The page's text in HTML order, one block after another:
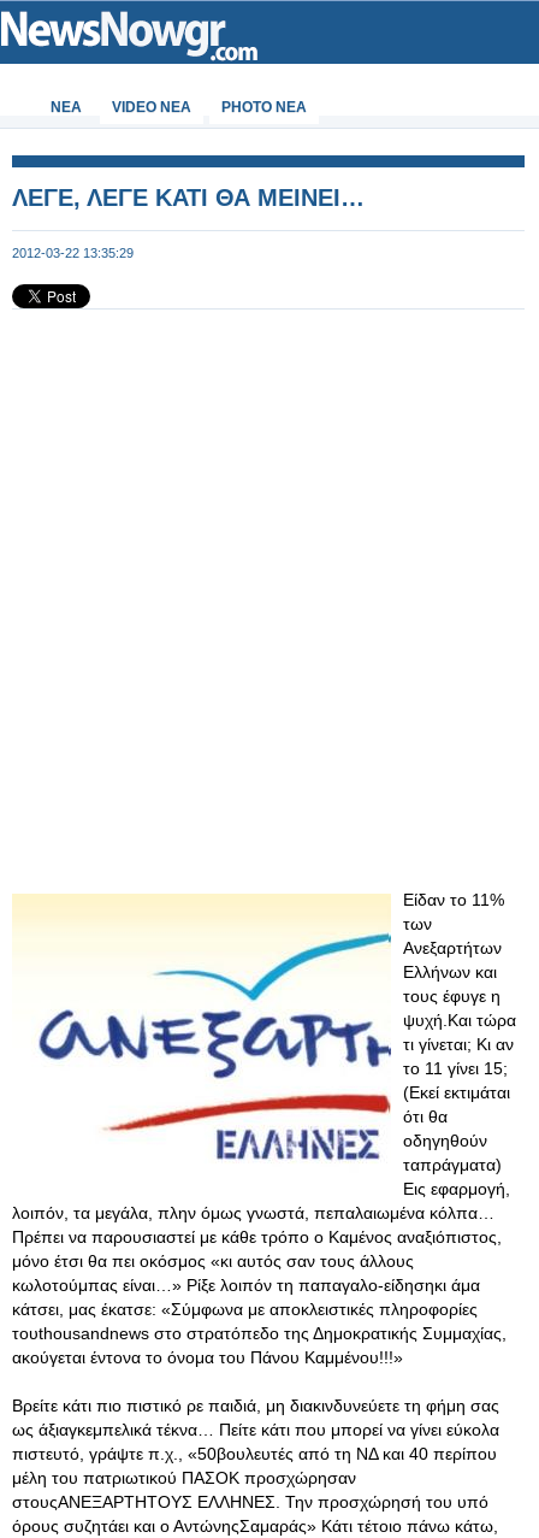
ΝΕΑ VIDEO NEA PHOTO NEA
ΛΕΓΕ, ΛΕΓΕ ΚΑΤΙ ΘΑ ΜΕΙΝΕΙ…
2012-03-22 13:35:29
Είδαν το 11%
των
Ανεξαρτήτων
Ελλήνων και
τους έφυγε η
ψυχή.Και τώρα
τι γίνεται; Κι αν
το 11 γίνει 15;
(Εκεί εκτιμάται
ότι θα
οδηγηθούν
ταπράγματα)
Εις εφαρμογή,
λοιπόν, τα μεγάλα, πλην όμως γνωστά, πεπαλαιωμένα κόλπα…
Πρέπει να παρουσιαστεί με κάθε τρόπο ο Καμένος αναξιόπιστος,
μόνο έτσι θα πει οκόσμος «κι αυτός σαν τους άλλους
κωλοτούμπας είναι…» Ρίξε λοιπόν τη παπαγαλο-είδησηκι άμα
κάτσει, μας έκατσε: «Σύμφωνα με αποκλειστικές πληροφορίες
τουthousandnews στο στρατόπεδο της Δημοκρατικής Συμμαχίας,
ακούγεται έντονα το όνομα του Πάνου Καμμένου!!!»
Βρείτε κάτι πιο πιστικό ρε παιδιά, μη διακινδυνεύετε τη φήμη σας
ως άξιαγκεμπελικά τέκνα… Πείτε κάτι που μπορεί να γίνει εύκολα
πιστευτό, γράψτε π.χ., «50βουλευτές από τη ΝΔ και 40 περίπου
μέλη του πατριωτικού ΠΑΣΟΚ προσχώρησαν
στουςΑΝΕΞΑΡΤΗΤΟΥΣ ΕΛΛΗΝΕΣ. Την προσχώρησή του υπό
όρους συζητάει και ο ΑντώνηςΣαμαράς» Κάτι τέτοιο πάνω κάτω,